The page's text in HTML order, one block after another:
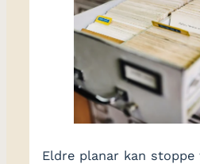
Eldre planar kan